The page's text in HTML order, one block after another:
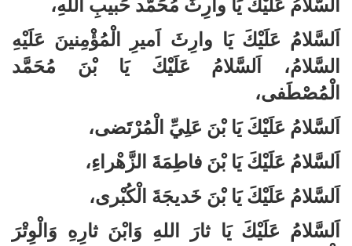
اَلسَّلامُ عَلَيْكَ يَا وارِثَ مُحَمَّد حَبيبِ اللهِ،
اَلسَّلامُ عَلَيْكَ يَا وارِثَ اَميرِ الْمُؤْمِنينَ عَلَيْهِ
السَّلامُ، اَلسَّلامُ عَلَيْكَ يَا بْنَ مُحَمَّد
الْمُصْطَفى،
اَلسَّلامُ عَلَيْكَ يَا بْنَ عَلِيِّ الْمُرْتَضى،
اَلسَّلامُ عَلَيْكَ يَا بْنَ فاطِمَةَ الزَّهْراءِ،
اَلسَّلامُ عَلَيْكَ يَا بْنَ خَديجَةَ الْكُبْرى،
اَلسَّلامُ عَلَيْكَ يَا ثارَ اللهِ وَابْنَ ثارِهِ وَالْوِتْرَ